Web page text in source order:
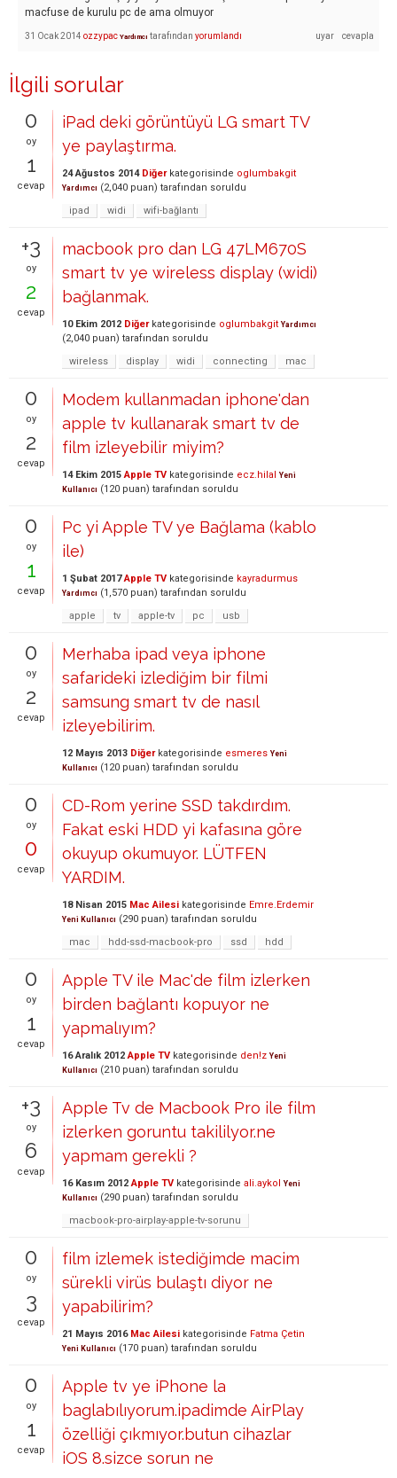
macfuse de kurulu pc de ama olmuyor
31 Ocak 2014 ozzypac Yardımcı tarafından yorumlandı
İlgili sorular
0
oy
1
cevap
iPad deki görüntüyü LG smart TV
ye paylaştırma.
24 Ağustos 2014 Diğerkategorisinde oglumbakgit
Yardımcı (2,040 puan) tarafından soruldu
ipad
widi wifi-bağlantı
+3
oy
2
cevap
macbook pro dan LG 47LM670S
smart tv ye wireless display (widi)
bağlanmak.
10 Ekim 2012 Diğerkategorisinde oglumbakgit Yardımcı
(2,040 puan) tarafından soruldu
wireless
display widi connecting mac
0
oy
2
cevap
Modem kullanmadan iphone'dan
apple tv kullanarak smart tv de
film izleyebilir miyim?
14 Ekim 2015 Apple TV kategorisinde ecz.hilal Yeni
Kullanıcı (120 puan) tarafından soruldu
0
oy
1
cevap
Pc yi Apple TV ye Bağlama (kablo
ile)
1 Şubat 2017 Apple TV kategorisinde kayradurmus
Yardımcı (1,570 puan) tarafından soruldu
apple
tv apple-tv pc usb
0
oy
2
cevap
Merhaba ipad veya iphone
safarideki izlediğim bir filmi
samsung smart tv de nasıl
izleyebilirim.
12 Mayıs 2013 Diğerkategorisinde esmeres Yeni
Kullanıcı (120 puan) tarafından soruldu
0
oy
0
cevap
CD-Rom yerine SSD takdırdım.
Fakat eski HDD yi kafasına göre
okuyup okumuyor. LÜTFEN
YARDIM.
18 Nisan 2015 Mac Ailesi kategorisinde Emre.Erdemir
Yeni Kullanıcı (290 puan) tarafından soruldu
mac
hdd-ssd-macbook-pro ssd hdd
0
oy
1
cevap
Apple TV ile Mac'de film izlerken
birden bağlantı kopuyor ne
yapmalıyım?
16 Aralık 2012 Apple TV kategorisinde den!z Yeni
Kullanıcı (210 puan) tarafından soruldu
+3
oy
6
cevap
Apple Tv de Macbook Pro ile film
izlerken goruntu takililyor.ne
yapmam gerekli ?
16 Kasım 2012 Apple TV kategorisinde ali.aykol Yeni
Kullanıcı (290 puan) tarafından soruldu
macbook-pro-airplay-apple-tv-sorunu
0
oy
3
cevap
film izlemek istediğimde macim
sürekli virüs bulaştı diyor ne
yapabilirim?
21 Mayıs 2016 Mac Ailesi kategorisinde Fatma Çetin
Yeni Kullanıcı (170 puan) tarafından soruldu
0
oy
1
cevap
Apple tv ye iPhone la
baglabılıyorum.ipadimde AirPlay
özelliği çıkmıyor.butun cihazlar
iOS 8.sizce sorun ne